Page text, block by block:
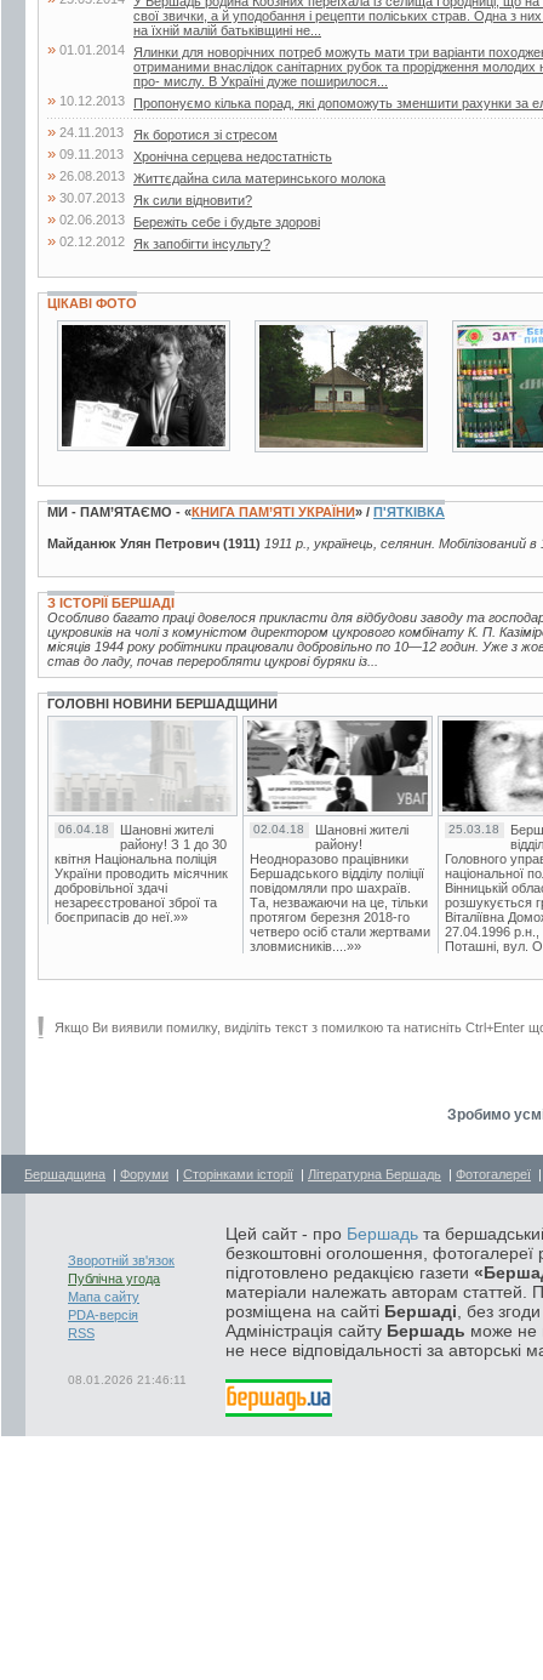
свої звички, а й уподобання і рецепти поліських страв. Одна з
на їхній малій батьківщині не...
» 01.01.2014
Ялинки для новорічних потреб можуть мати три варіанти
отриманими внаслідок санітарних рубок та прорідження
про- мислу. В Україні дуже поширилося...
» 10.12.2013 Пропонуємо кілька порад, які допоможуть зменшити рахунки за
» 24.11.2013 Як боротися зі стресом
» 09.11.2013 Хронічна серцева недостатність
» 26.08.2013 Життєдайна сила материнського молока
» 30.07.2013 Як сили відновити?
» 02.06.2013 Бережіть себе і будьте здорові
» 02.12.2012 Як запобігти інсульту?
ЦІКАВІ ФОТО
2 фото 75 фото 9 фото
МИ - ПАМ’ЯТАЄМО - «КНИГА ПАМ’ЯТІ УКРАЇНИ» / П'ЯТКІВКА
Майданюк Улян Петрович (1911) 1911 р., українець, селянин. Мобілізований
З ІСТОРІЇ БЕРШАДІ
Особливо багато праці довелося прикласти для відбудови заводу та
цукровиків на чолі з комуністом директором цукрового комбінату К. П.
місяців 1944 року робітники працювали добровільно по 10—12 годин. Уже з
став до ладу, почав переробляти цукрові буряки із...
ГОЛОВНІ НОВИНИ БЕРШАДЩИНИ
06.04.18
Шановні жителі
району! З 1 до 30
квітня Національна поліція
України проводить місячник
добровільної здачі
незареєстрованої зброї та
боєприпасів до неї.»»
02.04.18
Шановні жителі
району!
Неодноразово працівники
Бершадського відділу поліції
повідомляли про шахраїв.
Та, незважаючи на це, тільки
протягом березня 2018-го
четверо осіб стали жертвами
зловмисників....»»
25.03.18
Головного
національної
Вінницькій
розшукується
Віталіївна
27.04.1996 р.н.,
Поташні, вул.
Якщо Ви виявили помилку, виділіть текст з помилкою та натисніть Ctrl+Enter
Зробимо
Бершадщина | Форуми | Сторінками історії | Літературна Бершадь | Фотогалереї
Зворотній зв'язок
Публічна угода
Мапа сайту
PDA-версія
RSS
08.01.2026 21:46:11
Цей сайт - про Бершадь та
безкоштовні оголошення, фотогалереї
підготовлено редакцією газети
матеріали належать авторам статтей.
розміщена на сайті Бершаді , без
Адміністрація сайту Бершадь може не
не несе відповідальності за авторські